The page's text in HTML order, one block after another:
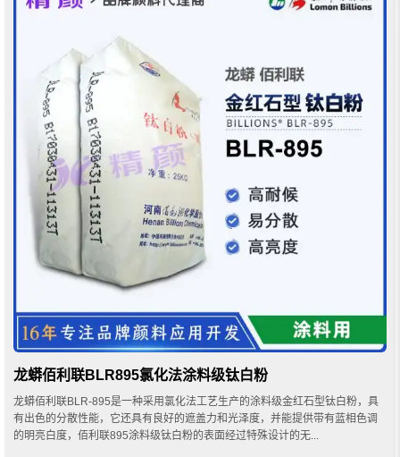
龙蟒佰利联BLR895氯化法涂料级钛白粉
龙蟒佰利联BLR-895是一种采用氯化法工艺生产的涂料级金红石型钛白粉，具
有出色的分散性能，它还具有良好的遮盖力和光泽度，并能提供带有蓝相色调
的明亮白度，佰利联895涂料级钛白粉的表面经过特殊设计的无...